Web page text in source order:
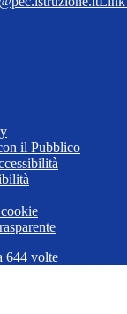
il Pubblico
644 volte